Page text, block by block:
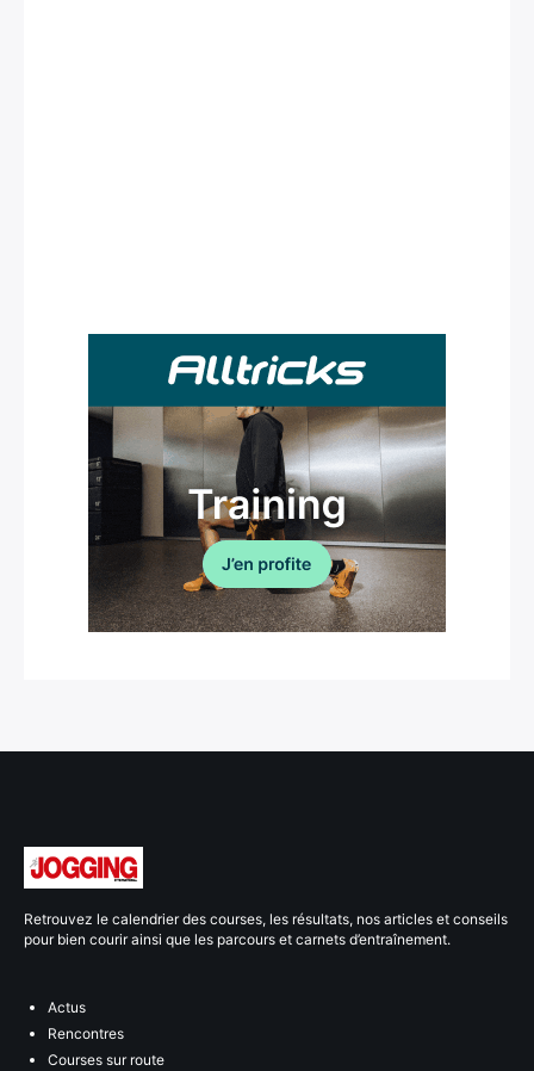
Retrouvez le calendrier des courses, les résultats, nos articles et conseils
pour bien courir ainsi que les parcours et carnets d’entraînement.
Actus
Rencontres
Courses sur route